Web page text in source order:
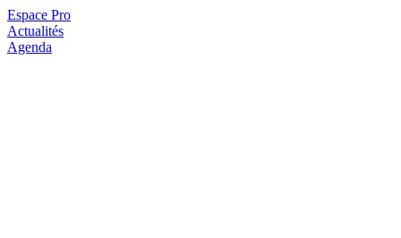
Espace Pro
Actualités
Agenda